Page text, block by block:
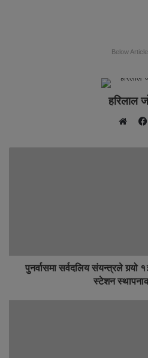
Below Article
हरिलाल
e
पुनर्वासमा सर्वदलिय संयन्त्रले
स्टेशन